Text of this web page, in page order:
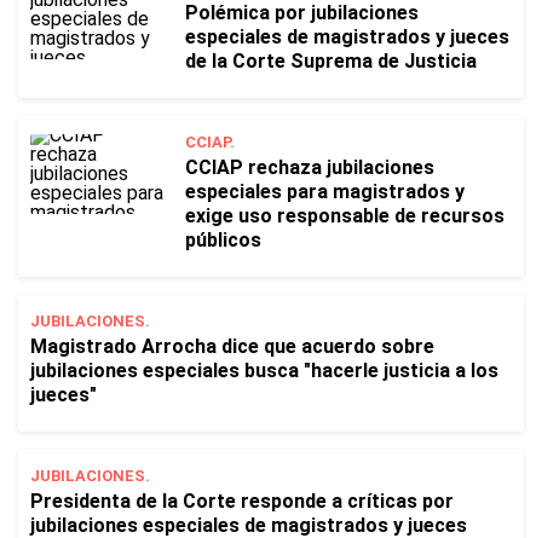
Polémica por jubilaciones
especiales de magistrados y jueces
de la Corte Suprema de Justicia
CCIAP.
CCIAP rechaza jubilaciones
especiales para magistrados y
exige uso responsable de recursos
públicos
JUBILACIONES.
Magistrado Arrocha dice que acuerdo sobre
jubilaciones especiales busca "hacerle justicia a los
jueces"
JUBILACIONES.
Presidenta de la Corte responde a críticas por
jubilaciones especiales de magistrados y jueces